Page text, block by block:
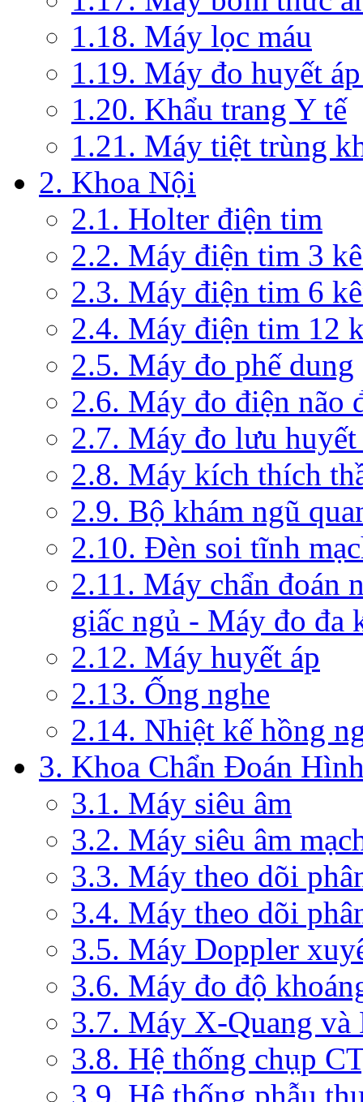
1.18. Máy lọc máu
1.19. Máy đo huyết
1.20. Khẩu trang Y tế
1.21. Máy tiệt trùng
2. Khoa Nội
2.1. Holter điện tim
2.2. Máy điện tim 3
2.3. Máy điện tim 6
2.4. Máy điện tim 12
2.5. Máy đo phế dung
2.6. Máy đo điện não
2.7. Máy đo lưu
2.8. Máy kích thích
2.9. Bộ khám ngũ
2.10. Đèn soi tĩnh
2.11. Máy chẩn đoán
giấc ngủ - Máy đo đa
2.12. Máy huyết áp
2.13. Ống nghe
2.14. Nhiệt kế hồng
3. Khoa Chẩn Đoán
3.1. Máy siêu âm
3.2. Máy siêu âm
3.3. Máy theo dõi
3.4. Máy theo dõi
3.5. Máy Doppler
3.6. Máy đo độ
3.7. Máy X-Quang
3.8. Hệ thống chụp
3.9. Hệ thống phẫu